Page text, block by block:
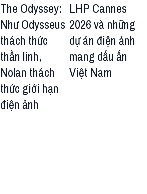
The Odyssey:
Như Odysseus
thách thức
thần linh,
Nolan thách
thức giới hạn
điện ảnh
LHP Cannes
2026 và những
dự án điện ảnh
mang dấu ấn
Việt Nam